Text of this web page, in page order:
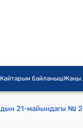
Кайтарым байланышЖаңы